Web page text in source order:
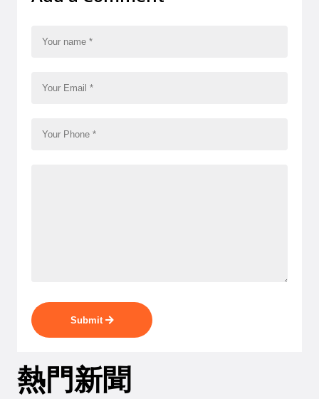
Submit
熱門新聞